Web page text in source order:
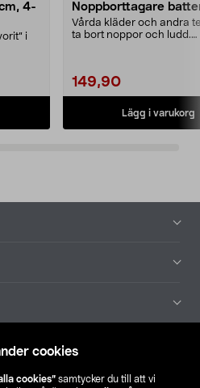
cookies
cookies” samtycker du till att vi
4-
i
Noppborttagare
Vårda kläder och andra
ta bort noppor och ludd.
149,90
Lägg i varukorg